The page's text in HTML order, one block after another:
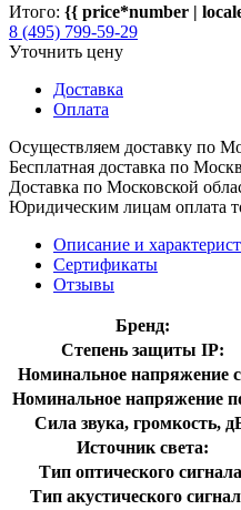
Итого: {{ price*number |
8 (495) 799-59-29
Уточнить цену
Доставка
Оплата
Осуществляем доставку по
Бесплатная доставка по
Доставка по Московской
Юридическим лицам оплата
Описание и
Сертификаты
Отзывы
Бренд:
Степень защиты IP:
Номинальное напряжение
Номинальное напряжение
Сила звука, громкость,
Источник света:
Тип оптического
Тип акустического